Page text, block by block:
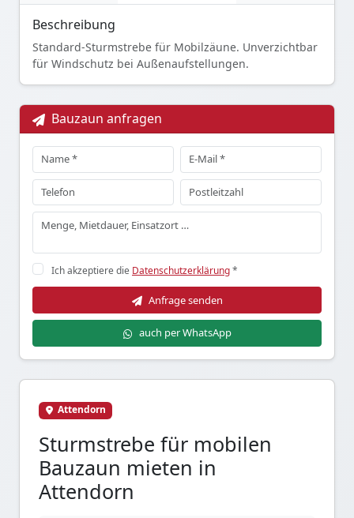
Beschreibung
Standard-Sturmstrebe für Mobilzäune. Unverzichtbar
für Windschutz bei Außenaufstellungen.
Bauzaun anfragen
Ich akzeptiere die Datenschutzerklärung*
Anfrage senden
auch per WhatsApp
Attendorn
Sturmstrebe für mobilen
Bauzaun mieten in
Attendorn